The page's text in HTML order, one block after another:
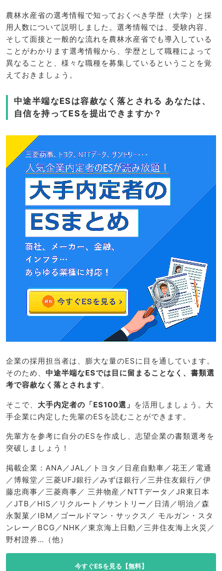
農林水産省の選考情報で知っておくべき学歴（大学）と採
用人数について説明しました。選考情報では、受験内容、
そして面接と一般的な流れを農林水産省でも導入している
ことがわかります選考情報から、学歴として職種によって
異なることと、様々な職種を募集しているということを覚
えておきましょう。
中途半端なESは容赦なく落とされる あなたは、
自信を持ってESを提出できますか？
企業の採用担当者は、膨大な量のESに目を通しています。
そのため、 中途半端なESでは目に留まることなく、書類選
考で容赦なく落とされます。
そこで、 大手内定者の「ES100選」 を活用しましょう。大
手企業に内定した先輩のESを読むことができます。
先輩方を参考に自分のESを作成し、志望企業の書類選考を
突破しましょう！
掲載企業：ANA／JAL／トヨタ／日産自動車／花王／電通
／博報堂／三菱UFJ銀行／みずほ銀行／三井住友銀行／伊
藤忠商事／三菱商事／ 三井物産／NTTデータ／JR東日本
／JTB／HIS／リクルート／サントリー／日清／明治／森
永製菓／IBM／ゴールドマン・サックス／ モルガン・スタ
ンレー／BCG／NHK／東京海上日動／三井住友海上火災／
野村證券…（他）
今すぐESを見る【無料】